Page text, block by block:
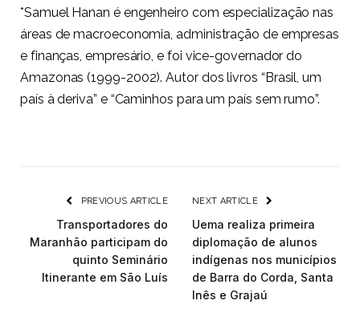
*Samuel Hanan é engenheiro com especialização nas
áreas de macroeconomia, administração de empresas
e finanças, empresário, e foi vice-governador do
Amazonas (1999-2002). Autor dos livros “Brasil, um
país à deriva” e “Caminhos para um país sem rumo”.
PREVIOUS ARTICLE
Transportadores do
Maranhão participam do
quinto Seminário
Itinerante em São Luís
NEXT ARTICLE
Uema realiza primeira
diplomação de alunos
indígenas nos municípios
de Barra do Corda, Santa
Inês e Grajaú